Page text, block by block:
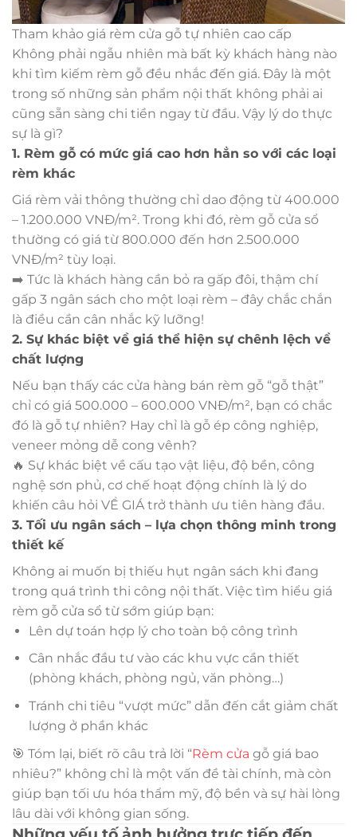
Tham khảo giá rèm cửa gỗ tự nhiên cao cấp
Không phải ngẫu nhiên mà bất kỳ khách hàng nào
khi tìm kiếm rèm gỗ đều nhắc đến giá. Đây là một
trong số những sản phẩm nội thất không phải ai
cũng sẵn sàng chi tiền ngay từ đầu. Vậy lý do thực
sự là gì?
1. Rèm gỗ có mức giá cao hơn hẳn so với các loại
rèm khác
Giá rèm vải thông thường chỉ dao động từ 400.000
– 1.200.000 VNĐ/m². Trong khi đó, rèm gỗ cửa sổ
thường có giá từ 800.000 đến hơn 2.500.000
VNĐ/m² tùy loại.
➡️ Tức là khách hàng cần bỏ ra gấp đôi, thậm chí
gấp 3 ngân sách cho một loại rèm – đây chắc chắn
là điều cần cân nhắc kỹ lưỡng!
2. Sự khác biệt về giá thể hiện sự chênh lệch về
chất lượng
Nếu bạn thấy các cửa hàng bán rèm gỗ “gỗ thật”
chỉ có giá 500.000 – 600.000 VNĐ/m², bạn có chắc
đó là gỗ tự nhiên? Hay chỉ là gỗ ép công nghiệp,
veneer mỏng dễ cong vênh?
🔥 Sự khác biệt về cấu tạo vật liệu, độ bền, công
nghệ sơn phủ, cơ chế hoạt động chính là lý do
khiến câu hỏi VỀ GIÁ trở thành ưu tiên hàng đầu.
3. Tối ưu ngân sách – lựa chọn thông minh trong
thiết kế
Không ai muốn bị thiếu hụt ngân sách khi đang
trong quá trình thi công nội thất. Việc tìm hiểu giá
rèm gỗ cửa sổ từ sớm giúp bạn:
Lên dự toán hợp lý cho toàn bộ công trình
Cân nhắc đầu tư vào các khu vực cần thiết
(phòng khách, phòng ngủ, văn phòng…)
Tránh chi tiêu “vượt mức” dẫn đến cắt giảm chất
lượng ở phần khác
🎯 Tóm lại, biết rõ câu trả lời “Rèm cửa gỗ giá bao
nhiêu?” không chỉ là một vấn đề tài chính, mà còn
giúp bạn tối ưu hóa thẩm mỹ, độ bền và sự hài lòng
lâu dài với không gian sống.